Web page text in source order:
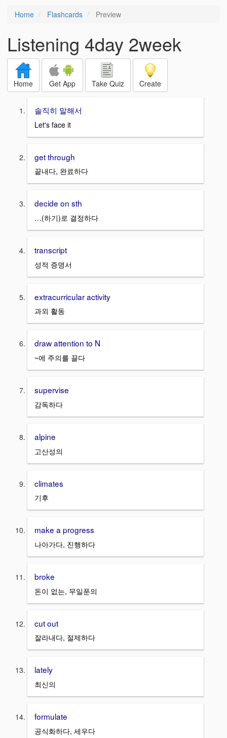
Home Flashcards Preview
Listening 4day 2week
Home Get App Take Quiz Create
솔직히 말해서
Let's face it
get through
끝내다, 완료하다
decide on sth
…(하기)로 결정하다
transcript
성적 증명서
extracurricular activity
과외 활동
draw attention to N
~에 주의를 끌다
supervise
감독하다
alpine
고산성의
climates
기후
make a progress
나아가다, 진행하다
broke
돈이 없는, 무일푼의
cut out
잘라내다, 절제하다
lately
최신의
formulate
공식화하다, 세우다